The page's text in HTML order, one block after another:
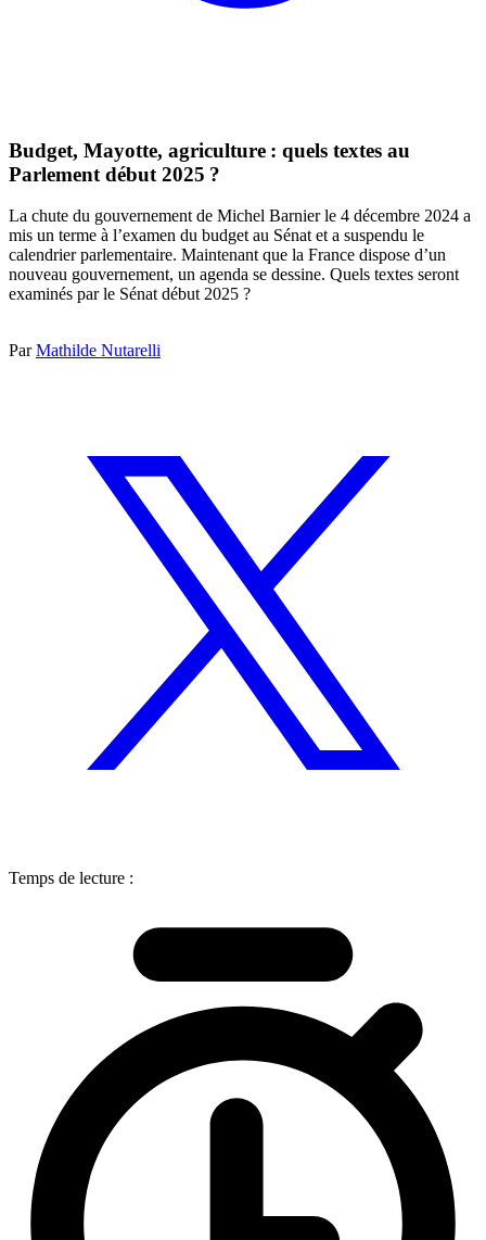
Budget, Mayotte, agriculture : quels textes au
Parlement début 2025 ?
La chute du gouvernement de Michel Barnier le 4 décembre 2024 a
mis un terme à l’examen du budget au Sénat et a suspendu le
calendrier parlementaire. Maintenant que la France dispose d’un
nouveau gouvernement, un agenda se dessine. Quels textes seront
examinés par le Sénat début 2025 ?
ParMathilde Nutarelli
Temps de lecture :